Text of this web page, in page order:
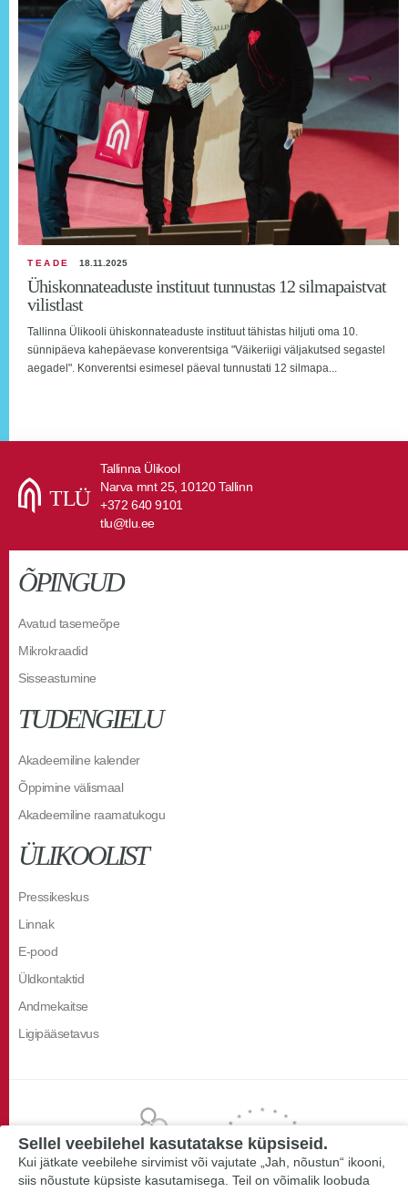
TEADE 18.11.2025
Ühiskonnateaduste instituut tunnustas 12 silmapaistvat
vilistlast
Tallinna Ülikooli ühiskonnateaduste instituut tähistas hiljuti oma 10.
sünnipäeva kahepäevase konverentsiga "Väikeriigi väljakutsed segastel
aegadel". Konverentsi esimesel päeval tunnustati 12 silmapa...
Tallinna Ülikool
Narva mnt 25, 10120 Tallinn
+372 640 9101
tlu@tlu.ee
ÕPINGUD
Avatud tasemeõpe
Mikrokraadid
Sisseastumine
TUDENGIELU
Akadeemiline kalender
Õppimine välismaal
Akadeemiline raamatukogu
ÜLIKOOLIST
Pressikeskus
Linnak
E-pood
Üldkontaktid
Andmekaitse
Ligipääsetavus
Sellel veebilehel kasutatakse küpsiseid.
Kui jätkate veebilehe sirvimist või vajutate „Jah, nõustun“ ikooni,
siis nõustute küpsiste kasutamisega. Teil on võimalik loobuda